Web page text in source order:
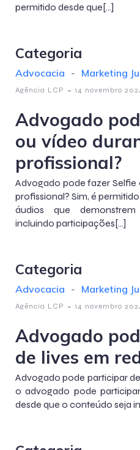
permitido desde que[…]
Categoria
Advocacia - Marketing
Agência LCP - 14 novembro
Advogado
ou vídeo
profissional?
Advogado pode fazer
profissional? Sim, é
áudios que
incluindo participações[…]
Categoria
Advocacia - Marketing
Agência LCP - 14 novembro
Advogado
de lives em
Advogado pode participar
o advogado pode
desde que o conteúdo seja